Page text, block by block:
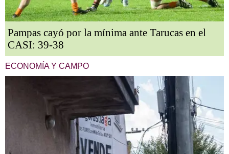
Pampas cayó por la mínima ante Tarucas en el
CASI: 39-38
ECONOMÍA Y CAMPO